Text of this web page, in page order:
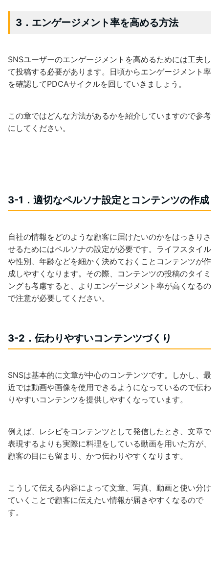
3．エンゲージメント率を高める方法
SNSユーザーのエンゲージメントを高めるためには工夫し
て投稿する必要があります。日頃からエンゲージメント率
を確認してPDCAサイクルを回していきましょう。
この章ではどんな方法があるかを紹介していますので参考
にしてください。
3-1．適切なペルソナ設定とコンテンツの作成
自社の情報をどのような顧客に届けたいのかをはっきりさ
せるためにはペルソナの設定が必要です。ライフスタイル
や性別、年齢などを細かく決めておくことコンテンツが作
成しやすくなります。その際、コンテンツの投稿のタイミ
ングも考慮すると、よりエンゲージメント率が高くなるの
で注意が必要してください。
3-2．伝わりやすいコンテンツづくり
SNSは基本的に文章が中心のコンテンツです。しかし、最
近では動画や画像を使用できるようになっているので伝わ
りやすいコンテンツを提供しやすくなっています。
例えば、レシピをコンテンツとして発信したとき、文章で
表現するよりも実際に料理をしている動画を用いた方が、
顧客の目にも留まり、かつ伝わりやすくなります。
こうして伝える内容によって文章、写真、動画と使い分け
ていくことで顧客に伝えたい情報が届きやすくなるので
す。